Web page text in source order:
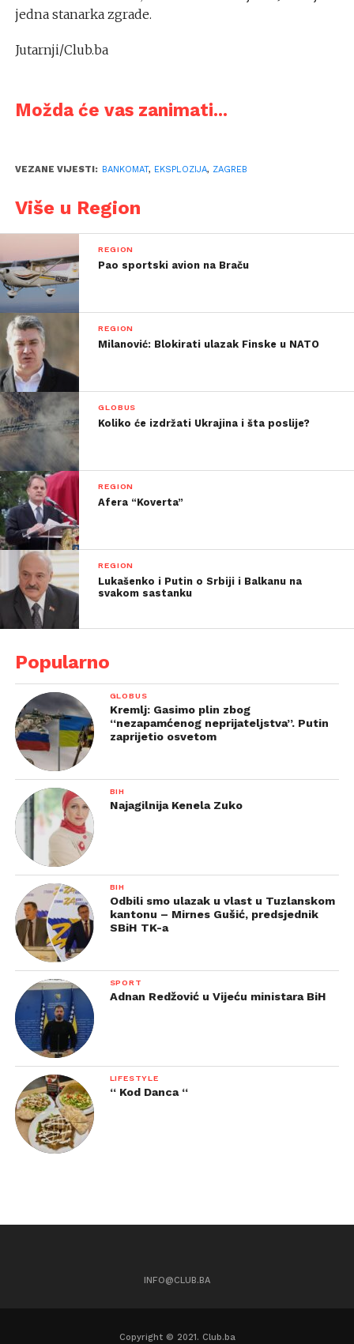
jedna stanarka zgrade.
Jutarnji/Club.ba
Možda će vas zanimati...
VEZANE VIJESTI: BANKOMAT, EKSPLOZIJA, ZAGREB
Više u Region
REGION
Pao sportski avion na Braču
REGION
Milanović: Blokirati ulazak Finske u NATO
GLOBUS
Koliko će izdržati Ukrajina i šta poslije?
REGION
Afera “Koverta”
REGION
Lukašenko i Putin o Srbiji i Balkanu na
svakom sastanku
Popularno
GLOBUS
Kremlj: Gasimo plin zbog
“nezapamćenog neprijateljstva”. Putin
zaprijetio osvetom
BIH
Najagilnija Kenela Zuko
BIH
Odbili smo ulazak u vlast u Tuzlanskom
kantonu – Mirnes Gušić, predsjednik
SBiH TK-a
SPORT
Adnan Redžović u Vijeću ministara BiH
LIFESTYLE
“ Kod Danca “
INFO@CLUB.BA
Copyright © 2021. Club.ba